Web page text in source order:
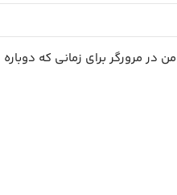
در مرورگر برای زمانی که